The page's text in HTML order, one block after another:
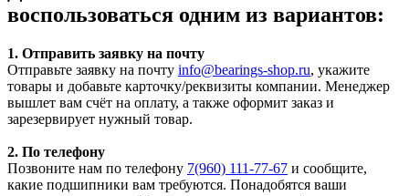
воспользоваться одним из вариантов:
1. Отправить заявку на почту
Отправьте заявку на почту info@bearings-shop.ru, укажите
товары и добавьте карточку/реквизиты компании. Менеджер
вышлет вам счёт на оплату, а также оформит заказ и
зарезервирует нужный товар.
2. По телефону
Позвоните нам по телефону 7(960) 111-77-67 и сообщите,
какие подшипники вам требуются. Понадобятся ваши